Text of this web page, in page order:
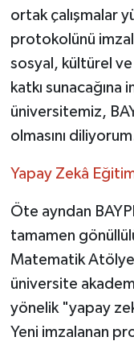
ortak çalışmalar
protokolünü
sosyal, kültürel
katkı sunacağına
üniversitemiz,
olmasını
Yapay Zekâ
Öte ayndan
tamamen
Matematik
üniversite
yönelik "yapay
Yeni imzalanan